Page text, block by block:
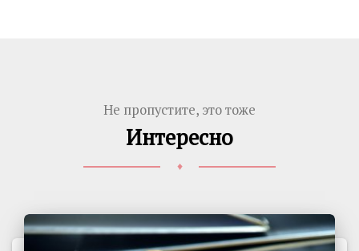
Не пропустите, это тоже
Интересно
♦